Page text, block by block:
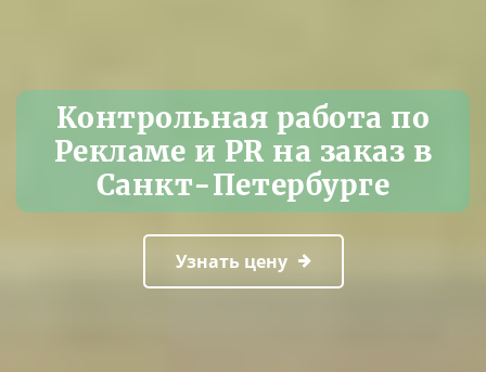
Контрольная работа по
Рекламе и PR на заказ в
Санкт-Петербурге
Узнать цену